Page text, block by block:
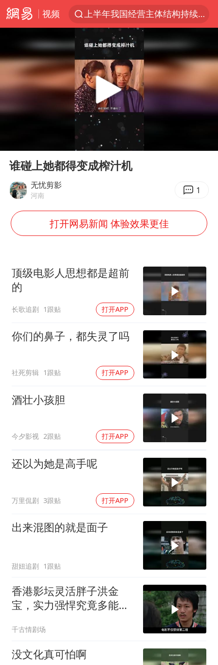
视频
上半年我国经营主体结构持续优化
白海豚将给京津冀带来大暴雨
刘嘉玲晒与周星驰合照
《披荆斩棘2026》阵容官宣
上海有出现龙卷潜势
香港高温刷新历史纪录
王艺迪无缘横滨赛决赛
以军士兵把枪口对准中国记者
上门女婿出轨女邻居多年被判重婚罪
《龙餐馆》 冲奖
笔试第一被劝弃考涉事副校长被撤职
奋力开创中国式现代化建设新局面
Play
谁碰上她都得变成榨汁机
无忧剪影
河南 1
打开网易新闻 体验效果更佳
顶级电影人思想都是超前
的
长歌追剧 1跟贴 打开APP
你们的鼻子，都失灵了吗
社死剪辑 1跟贴 打开APP
酒壮小孩胆
今夕影视 2跟贴 打开APP
还以为她是高手呢
万里侃剧 3跟贴 打开APP
出来混图的就是面子
甜妞追剧 1跟贴
香港影坛灵活胖子洪金
宝，实力强悍究竟多能
千古情剧场
没文化真可怕啊